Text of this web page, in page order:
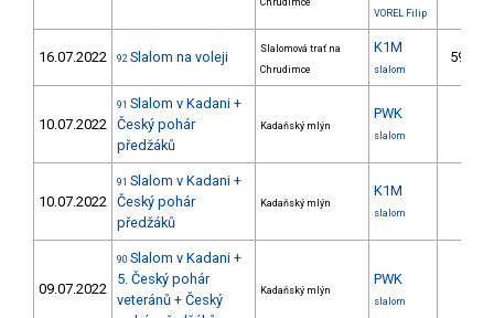
Chrudimce
VOREL Filip
16.07.2022 92 Slalom na voleji
Slalomová trať na
Chrudimce
K1M
slalom
59.
10.07.2022
91 Slalom v Kadani +
Český pohár
předžáků
Kadaňský mlýn
PWK
slalom
10.07.2022
91 Slalom v Kadani +
Český pohár
předžáků
Kadaňský mlýn
K1M
slalom
09.07.2022
90 Slalom v Kadani +
5. Český pohár
veteránů + Český
Kadaňský mlýn
PWK
slalom